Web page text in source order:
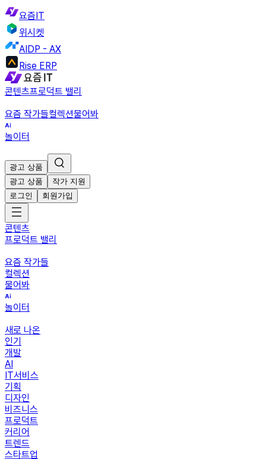
요즘IT
위시켓
AIDP - AX
Rise ERP
콘텐츠프로덕트 밸리
요즘 작가들컬렉션물어봐
놀이터
광고 상품
광고 상품
작가 지원
로그인
회원가입
콘텐츠
프로덕트 밸리
요즘 작가들
컬렉션
물어봐
놀이터
새로 나온
인기
개발
AI
IT서비스
기획
디자인
비즈니스
프로덕트
커리어
트렌드
스타트업